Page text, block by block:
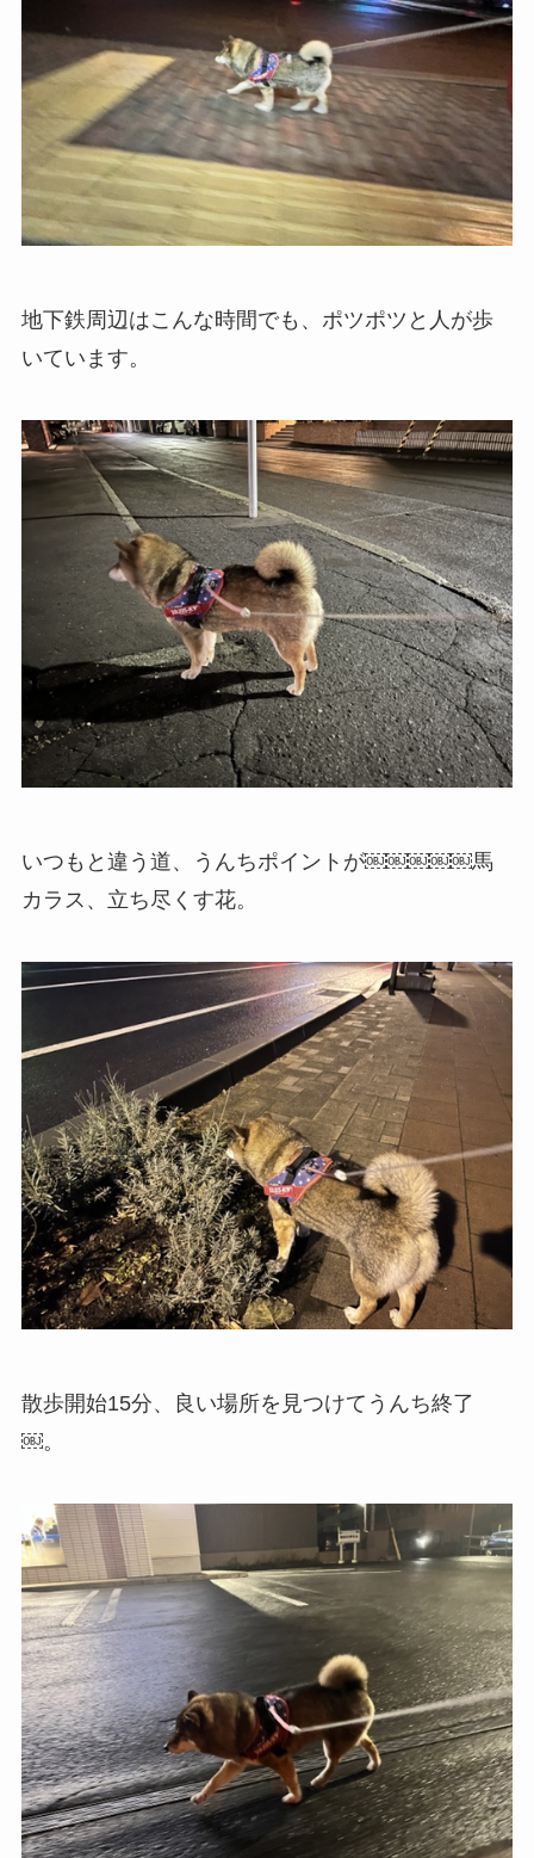
地下鉄周辺はこんな時間でも、ポツポツと人が歩
いています。
いつもと違う道、うんちポイントが￼￼￼￼￼馬
カラス、立ち尽くす花。
散歩開始15分、良い場所を見つけてうんち終了
￼。